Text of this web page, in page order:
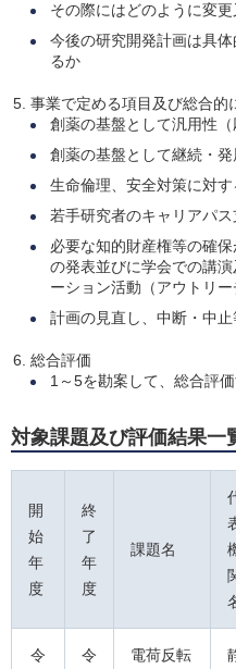
その際にはどのように変
今後の研究開発計画は具
るか
事業で定める項目及び総合的
創薬の基盤として汎用性
創薬の基盤として継続・
生命倫理、安全対策に対
若手研究者のキャリアパ
必要な知的財産権等の確
の発表並びに学会での講
ーション活動（アウトリ
計画の見直し、中断・中
総合評価
1～5を勘案して、総合評価
対象課題及び評価結果一
開
始
年
度
終
了
年
度
課題名
令
令
電荷反転